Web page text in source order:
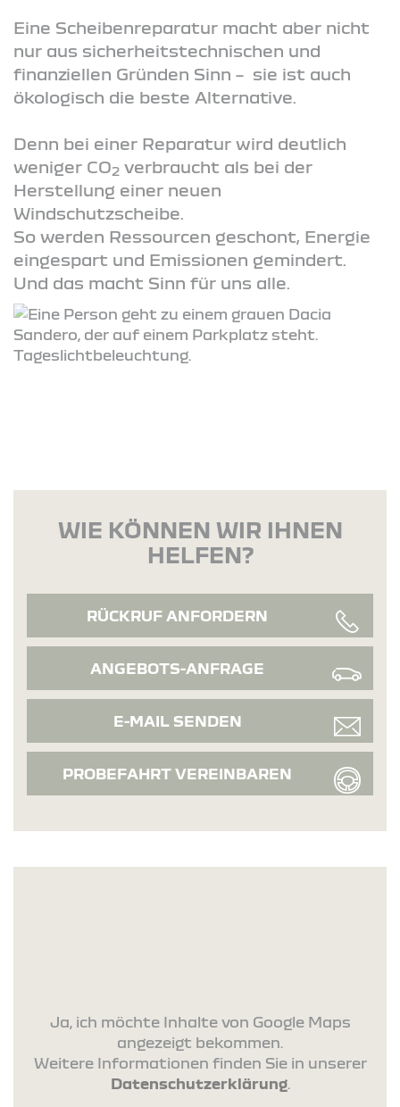
Eine Scheibenreparatur macht aber nicht
nur aus sicherheitstechnischen und
finanziellen Gründen Sinn – sie ist auch
ökologisch die beste Alternative.
Denn bei einer Reparatur wird deutlich
weniger CO2 verbraucht als bei der
Herstellung einer neuen
Windschutzscheibe.
So werden Ressourcen geschont, Energie
eingespart und Emissionen gemindert.
Und das macht Sinn für uns alle.
WIE KÖNNEN WIR IHNEN
HELFEN?
RÜCKRUF ANFORDERN
ANGEBOTS-ANFRAGE
E-MAIL SENDEN
PROBEFAHRT VEREINBAREN
Ja, ich möchte Inhalte von Google Maps
angezeigt bekommen.
Weitere Informationen finden Sie in unserer
Datenschutzerklärung.